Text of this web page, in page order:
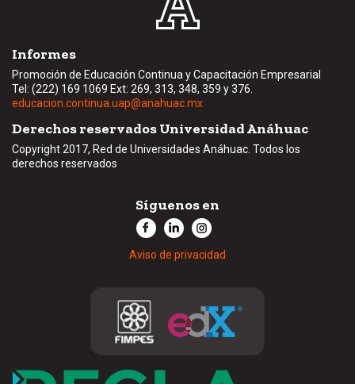
Informes
Promoción de Educación Continua y Capacitación Empresarial
Tel: (222) 169 1069 Ext: 269, 313, 348, 359 y 376.
educacion.continua.uap@anahuac.mx
Derechos reservados Universidad Anáhuac
Copyright 2017, Red de Universidades Anáhuac. Todos los
derechos reservados
Síguenos en
Aviso de privacidad